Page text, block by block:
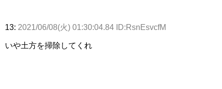
13: 2021/06/08(火) 01:30:04.84 ID:RsnEsvcfM
いや土方を掃除してくれ